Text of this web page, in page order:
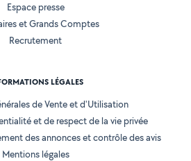
Espace presse
et Grands Comptes
Recrutement
LÉGALES
de Vente et d'Utilisation
et de respect de la vie privée
des annonces et contrôle des avis
Mentions légales